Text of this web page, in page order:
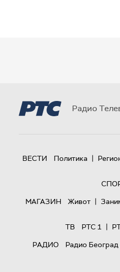
Радио
ВЕСТИ Политика |
МАГАЗИН
Живот |
ТВ
РТС 1 |
РАДИО
Радио Београд